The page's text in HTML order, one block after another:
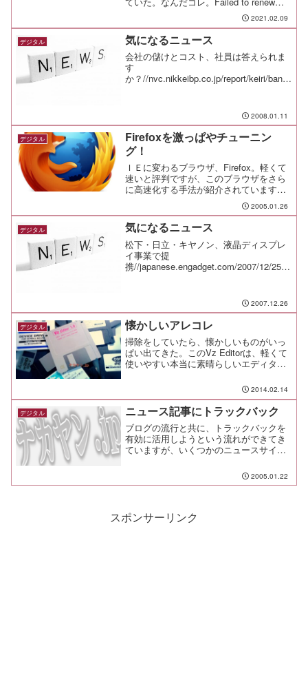
certificate www.nakayan.jp with error: The
2021.02.09
デジタル 気になるニュース
会社の儲けとコスト、社員は答えられま
す
か？//nvc.nikkeibp.co.jp/report/keiri/bank/
2008.01.11
デジタル
Firefoxを激っぱやチューニン
グ！
ＩＥに変わるブラウザ、Firefox。軽くて
速いと評判ですが、このブラウザをさら
に高速化する手法が紹介されています。
Firefoxを光速に至らしめ、さらばIEあな
たの使っているブラウザのリミッターを
外し、見違えるほど高速にする設定。も
う他の...
2005.01.26
デジタル 気になるニュース
松下・日立・キヤノン、液晶ディスプレ
イ事業で提
携//japanese.engadget.com/2007/12/25/lc
2007.12.26
デジタル 懐かしいアレコレ
掃除をしていたら、懐かしいものがいっ
ぱい出てきた。このVz Editorは、軽くて
使いやすい本当に素晴らしいエディタだ
ATOKの組み合わせでどれだけ文章を書い
たことか。
2014.02.14
デジタル ニュース記事にトラックバック
ブログの流行と共に、トラックバックを
有効に活用しようという流れができてき
ていますが、いくつかのニュースサイト
になってきています。 トラックバック
は、端的に言えば相互リンクを張ったと
とを相手に知...
2005.01.22
スポンサーリンク